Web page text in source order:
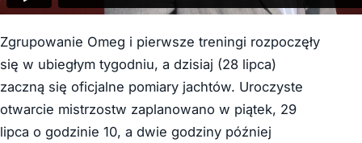
Zgrupowanie Omeg i pierwsze treningi rozpoczęły
się w ubiegłym tygodniu, a dzisiaj (28 lipca)
zaczną się oficjalne pomiary jachtów. Uroczyste
otwarcie mistrzostw zaplanowano w piątek, 29
lipca o godzinie 10, a dwie godziny później